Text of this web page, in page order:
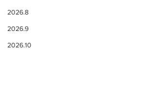
2026.8
2026.9
2026.10